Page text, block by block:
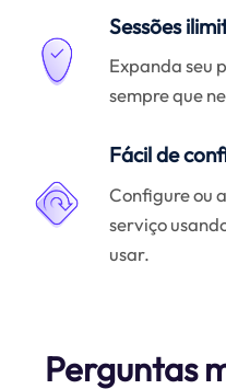
Sessões
Expanda seu
sempre que
Fácil de
Configure ou
serviço
usar.
Perguntas